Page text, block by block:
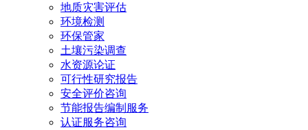
地质灾害评估
环境检测
环保管家
土壤污染调查
水资源论证
可行性研究报告
安全评价咨询
节能报告编制服务
认证服务咨询